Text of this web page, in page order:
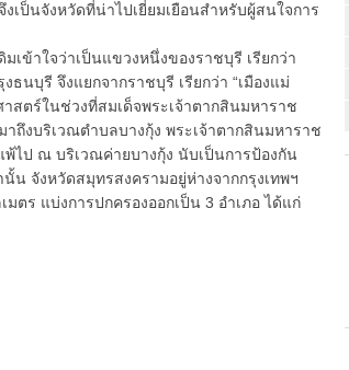
ป็นจังหวัดที่น่าไปเยี่ยมเยือนสำหรับผู้สนใจการ
เข้าใจว่าเป็นแขวงหนึ่งของราชบุรี เรียกว่า
ธนบุรี จึงแยกจากราชบุรี เรียกว่า “เมืองแม่
ในช่วงที่สมเด็จพระเจ้าตากสินมหาราช
ถึงบริเวณตำบลบางกุ้ง พระเจ้าตากสินมหาราช
ไป ณ บริเวณค่ายบางกุ้ง นับเป็นการป้องกัน
นั้น จังหวัดสมุทรสงครามอยู่ห่างจากกรุงเทพฯ
ตร แบ่งการปกครองออกเป็น 3 อำเภอ ได้แก่